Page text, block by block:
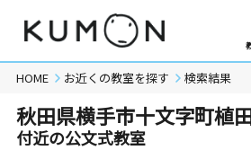
HOME お近くの教室を探す 検索結果
秋田県横手市十文字町植
付近の公文式教室